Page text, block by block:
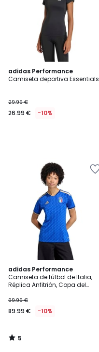
adidas Performance
Camiseta deportiva Essentials
29.99 €
26.99 € -10%
adidas Performance
Camiseta de fútbol de Italia,
Réplica Anfitrión, Copa del
99.99 €
89.99 € -10%
5
/
5
5
/